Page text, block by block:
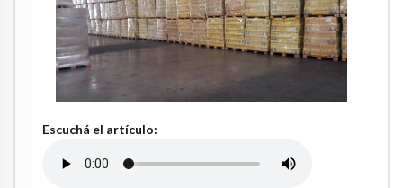
Escuchá el artículo: